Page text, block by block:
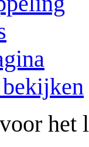
het